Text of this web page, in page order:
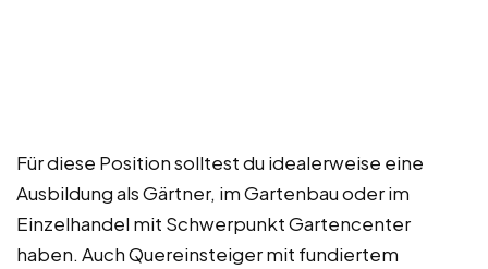
Für diese Position solltest du idealerweise eine
Ausbildung als Gärtner, im Gartenbau oder im
Einzelhandel mit Schwerpunkt Gartencenter
haben. Auch Quereinsteiger mit fundiertem